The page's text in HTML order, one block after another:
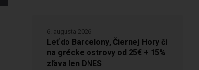
Leť do Barcelony, Čiernej Hory či
na grécke ostrovy od 25€ + 15%
zľava len DNES
6. augusta 2026